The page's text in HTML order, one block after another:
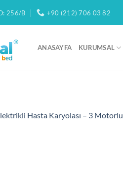
256/B +90 (212) 706 03 82
ANASAYFA KURUMSAL
Hasta Karyolası – 3 Motorlu